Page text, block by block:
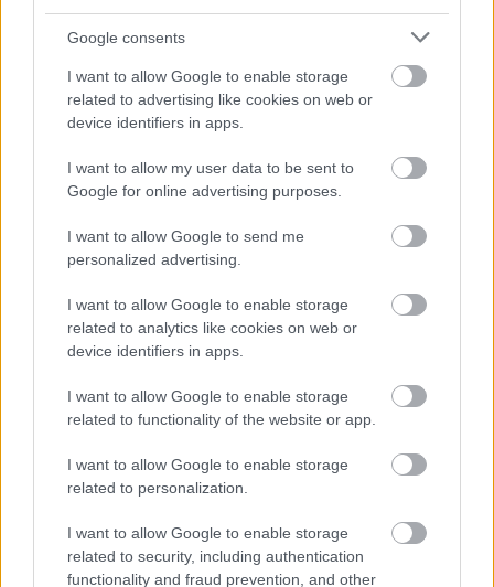
Google consents
I want to allow Google to enable storage
related to advertising like cookies on web or
device identifiers in apps.
I want to allow my user data to be sent to
Google for online advertising purposes.
I want to allow Google to send me
personalized advertising.
I want to allow Google to enable storage
related to analytics like cookies on web or
device identifiers in apps.
I want to allow Google to enable storage
related to functionality of the website or app.
I want to allow Google to enable storage
related to personalization.
I want to allow Google to enable storage
related to security, including authentication
functionality and fraud prevention, and other
kontrollere, ikke minst for å beholde perspektivet.
I den sammenheng trekker Amundsen fram
betydningen av det mentale og det å utfordre seg
å takle presset. Derfor har han i flere år
samarbeidet med en av Norges mest profilerte
hele tiden etter økter som er mer utviklende, og jeg
har turt å utfordre meg selv, uten å kaste hele det
opplegget som har fungert før. Det har jeg veldig
trua på, og jeg ser det fungerer, sier Amundsen.
Knappe to uker før sesongen drar i gang, føler 27-
åringen fra Asker seg godt forberedt på rotteracet
løpet av en drøy måned.